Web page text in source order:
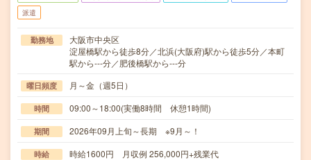
派遣
勤務地
大阪市中央区
淀屋橋駅から徒歩8分／北浜(大阪府)駅から徒歩5分／本町
駅から---分／肥後橋駅から---分
曜日頻度 月～金（週5日）
時間 09:00～18:00(実働8時間 休憩1時間)
期間 2026年09月上旬～長期 ※9月～！
時給 時給1600円 月収例 256,000円+残業代